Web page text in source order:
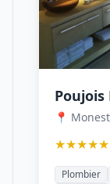
📍
★★★★★
Plombier